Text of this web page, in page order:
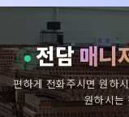
전담매니
편하게 전화주시면 원하
원하시는